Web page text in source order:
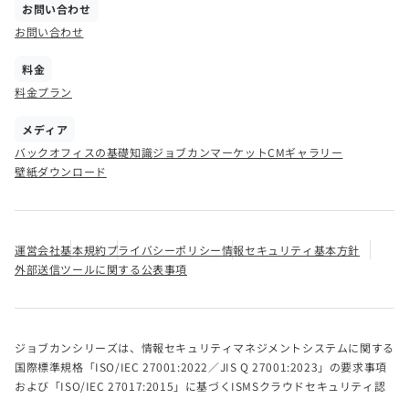
お問い合わせ
お問い合わせ
料金
料金プラン
メディア
バックオフィスの基礎知識ジョブカンマーケットCMギャラリー
壁紙ダウンロード
運営会社基本規約プライバシーポリシー情報セキュリティ基本方針
外部送信ツールに関する公表事項
ジョブカンシリーズは、情報セキュリティマネジメントシステムに関する
国際標準規格「ISO/IEC 27001:2022／JIS Q 27001:2023」の要求事項
および「ISO/IEC 27017:2015」に基づくISMSクラウドセキュリティ認